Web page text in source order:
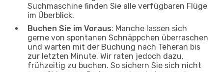
Suchmaschine finden Sie alle verfügbaren Flüge
im Überblick.
Buchen Sie im Voraus: Manche lassen sich
gerne von spontanen Schnäppchen überraschen
und warten mit der Buchung nach Teheran bis
zur letzten Minute. Wir raten jedoch dazu,
frühzeitig zu buchen. So sichern Sie sich nicht